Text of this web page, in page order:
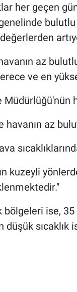
her geçen
az
ve en
Müdürlüğü'nün
havanın az
kuzeyli
bölgeleri ise,
düşük sıcaklık